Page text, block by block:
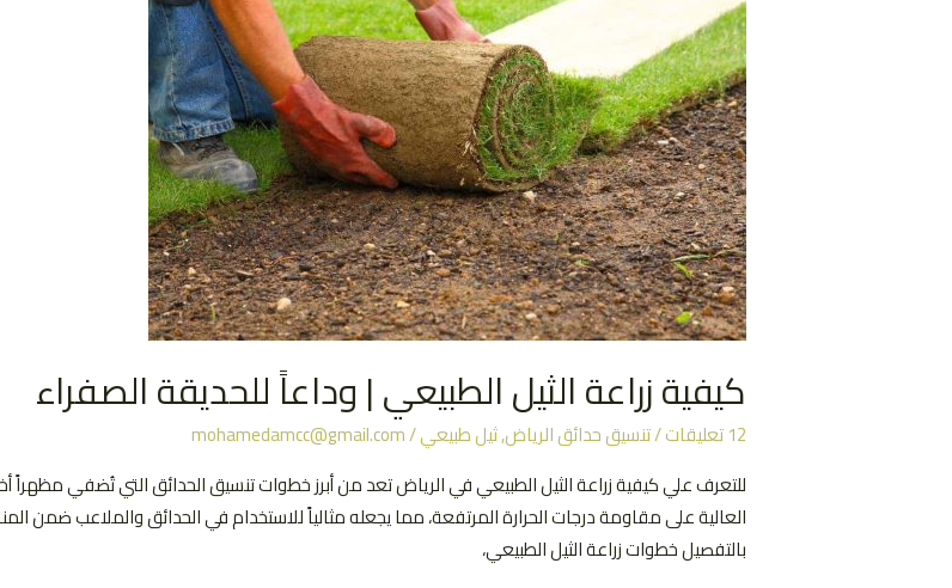
كيفية زراعة الثيل الطبيعي | وداعاً للحديقة الصفراء
12 تعليقات /تنسيق حدائق الرياض,ثيل طبيعي/
mohamedamcc@gmail.com
للتعرف علي كيفية زراعة الثيل الطبيعي في الرياض تعد من أبرز خطوات تنسيق الحدائق التي تُضفي مظهراً
العالية على مقاومة درجات الحرارة المرتفعة، مما يجعله مثالياً للاستخدام في الحدائق والملاعب ضمن
بالتفصيل خطوات زراعة الثيل الطبيعي،